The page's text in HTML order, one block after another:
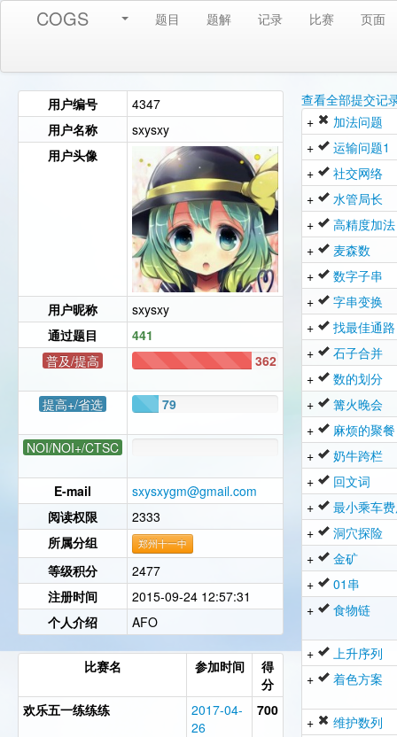
COGS 题目 题解 记录 比赛 页面
用户编号
4347
用户名称
sxysxy
用户头像
用户昵称
sxysxy
通过题目
441
普及/提高
362
提高+/省选 79
NOI/NOI+/CTSC
E-mail
sxysxygm@gmail.com
阅读权限
2333
所属分组
郑州十一中
等级积分
2477
注册时间
2015-09-24 12:57:31
个人介绍
AFO
比赛名 参加时间
得
分
欢乐五一练练练
2017-04-
26
700
查看全部提交记
+
加法问题
+
运输问题1
+
社交网络
+
水管局长
+
高精度加法
+
麦森数
+
数字子串
+
字串变换
+
找最佳通路
+
石子合并
+
数的划分
+
篝火晚会
+
麻烦的聚餐
+
奶牛跨栏
+
回文词
+
最小乘车
+
洞穴探险
+
金矿
+
01串
+
食物链
+
上升序列
+
着色方案
+
维护数列